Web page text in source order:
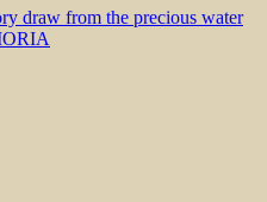
draw from the precious water